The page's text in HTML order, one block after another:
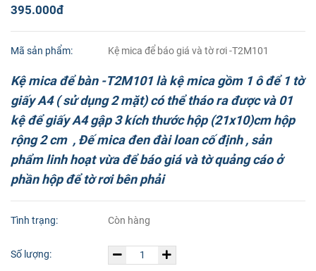
395.000đ
Mã sản phẩm: Kệ mica để báo giá và tờ rơi -T2M101
Kệ mica để bàn -T2M101 là kệ mica gồm 1 ô để 1 tờ
giấy A4 ( sử dụng 2 mặt) có thể tháo ra được và 01
kệ để giấy A4 gập 3 kích thước hộp (21x10)cm hộp
rộng 2 cm , Đế mica đen đài loan cố định , sản
phẩm linh hoạt vừa để báo giá và tờ quảng cáo ở
phần hộp để tờ rơi bên phải
Tình trạng: Còn hàng
Số lượng: